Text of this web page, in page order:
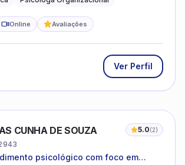
Online Avaliações
Ver Perfil
CUNHA DE SOUZA 5.0(2)
psicológico com foco em